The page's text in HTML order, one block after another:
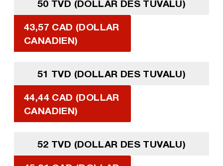
50 TVD (DOLLAR DES TUVALU)
43,57 CAD (DOLLAR
CANADIEN)
51 TVD (DOLLAR DES TUVALU)
44,44 CAD (DOLLAR
CANADIEN)
52 TVD (DOLLAR DES TUVALU)